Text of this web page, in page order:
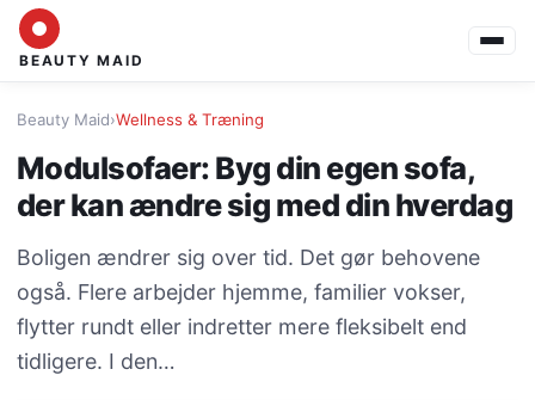
BEAUTY MAID
Beauty Maid›Wellness & Træning
Modulsofaer: Byg din egen sofa,
der kan ændre sig med din hverdag
Boligen ændrer sig over tid. Det gør behovene
også. Flere arbejder hjemme, familier vokser,
flytter rundt eller indretter mere fleksibelt end
tidligere. I den…